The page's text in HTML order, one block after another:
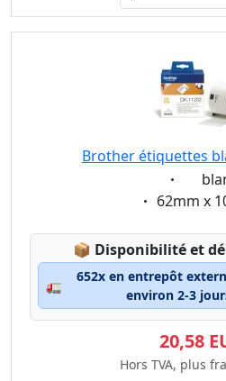
Brother étiquettes
Eigenschaft:
62mm x
📦 Lagerstatus:
Disponibilité et
🚛
652x en entrepôt
environ 2-3
20,58
Hors TVA, plus